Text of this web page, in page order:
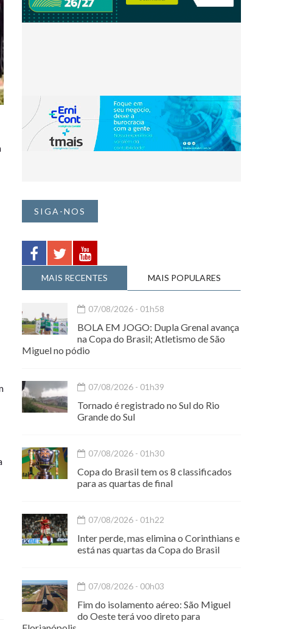
SIGA-NOS
MAIS RECENTES MAIS POPULARES
07/08/2026 - 01h58
BOLA EM JOGO: Dupla Grenal avança
na Copa do Brasil; Atletismo de São
Miguel no pódio
07/08/2026 - 01h39
Tornado é registrado no Sul do Rio
Grande do Sul
07/08/2026 - 01h30
Copa do Brasil tem os 8 classificados
para as quartas de final
07/08/2026 - 01h22
Inter perde, mas elimina o Corinthians e
está nas quartas da Copa do Brasil
07/08/2026 - 00h03
Fim do isolamento aéreo: São Miguel
do Oeste terá voo direto para